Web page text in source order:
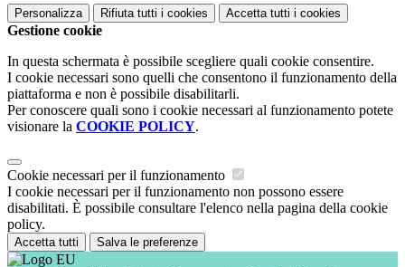
Personalizza Rifiuta tutti i cookies Accetta tutti i cookies
Gestione cookie
In questa schermata è possibile scegliere quali cookie consentire.
I cookie necessari sono quelli che consentono il funzionamento della
piattaforma e non è possibile disabilitarli.
Per conoscere quali sono i cookie necessari al funzionamento potete
visionare la COOKIE POLICY.
Cookie necessari per il funzionamento
I cookie necessari per il funzionamento non possono essere
disabilitati. È possibile consultare l'elenco nella pagina della cookie
policy.
Accetta tutti Salva le preferenze